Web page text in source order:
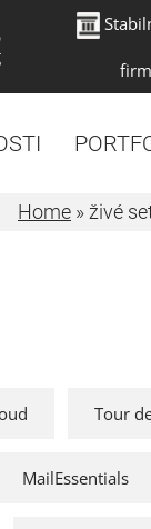
Home »živé
Tour
MailEssentials